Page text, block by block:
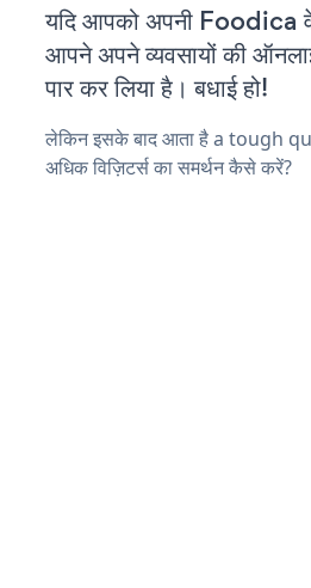
यदि आपको अपनी Foodica
आपने अपने व्यवसायों की
पार कर लिया है। बधाई हो!
लेकिन इसके बाद आता है a tough
अधिक विज़िटर्स का समर्थन कैसे करें?